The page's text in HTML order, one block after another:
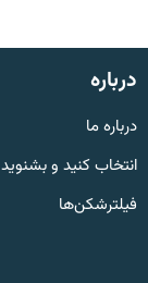
درباره
درباره ما
انتخاب کنید و بشنوید
فیلترشکن‌ها